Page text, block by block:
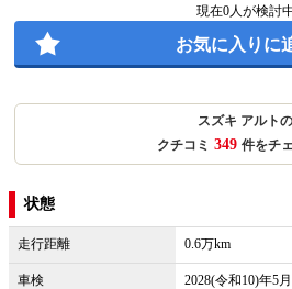
現在0人が検討
お気に入りに
スズキ アルトの
クチコミ 349 件をチ
状態
走行距離 0.6万km
車検 2028(令和10)年5月